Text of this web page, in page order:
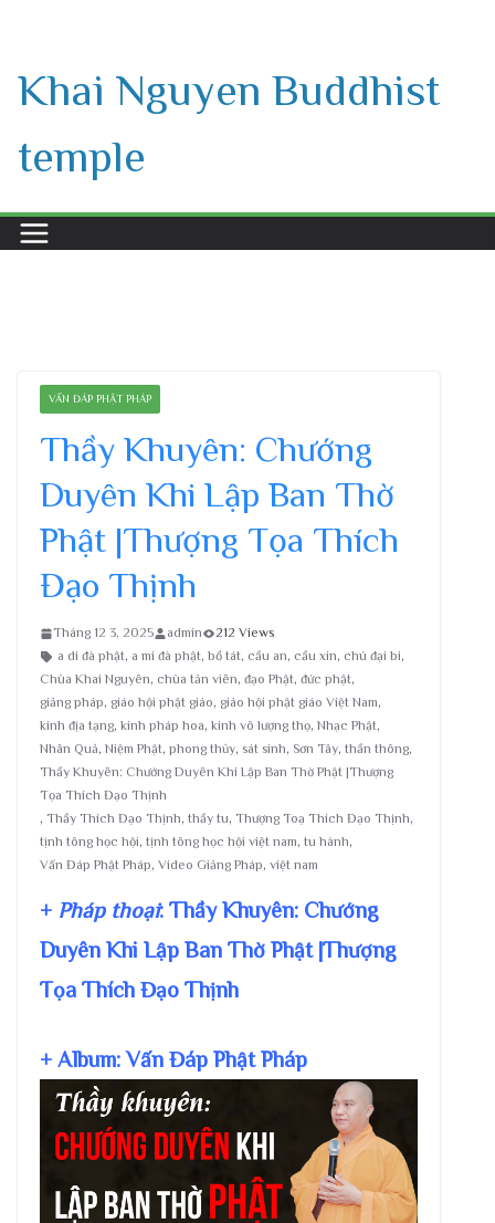
content
Khai Nguyen Buddhist
temple
VẤN ĐÁP PHẬT PHÁP
Thầy Khuyên: Chướng
Duyên Khi Lập Ban Thờ
Phật |Thượng Tọa Thích
Đạo Thịnh
Tháng 12 3, 2025 admin
212 Views
a di đà phật, a mi đà phật, bồ tát, cầu an, cầu xin, chú đại bi,
Chùa Khai Nguyên, chùa tản viên, đạo Phật, đức phật,
giảng pháp, giáo hội phật giáo, giáo hội phật giáo Việt Nam,
kinh địa tạng, kinh pháp hoa, kinh vô lượng thọ, Nhạc Phật,
Nhân Quả, Niệm Phật, phong thủy, sát sinh, Sơn Tây, thần thông,
Thầy Khuyên: Chướng Duyên Khi Lập Ban Thờ Phật |Thượng
Tọa Thích Đạo Thịnh
, Thầy Thích Đạo Thịnh, thầy tu, Thượng Toạ Thích Đạo Thịnh,
tịnh tông học hội, tịnh tông học hội việt nam, tu hành,
Vấn Đáp Phật Pháp, Video Giảng Pháp, việt nam
+ Pháp thoại: Thầy Khuyên: Chướng
Duyên Khi Lập Ban Thờ Phật |Thượng
Tọa Thích Đạo Thịnh
+ Album: Vấn Đáp Phật Pháp